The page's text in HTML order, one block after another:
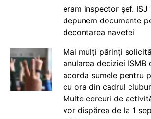
eram inspector șef. ISJ
depunem documente
decontarea navetei
Mai mulți părinți
anularea deciziei ISMB
acorda sumele pentru
cu ora din cadrul
Multe cercuri de
vor dispărea de la 1